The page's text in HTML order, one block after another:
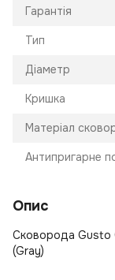
Гарантія
Тип
Діаметр
Кришка
Матеріал
Антипригарне
Опис
Сковорода Gusto
(Gray)